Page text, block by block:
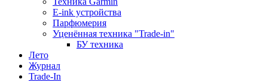
E-ink устройства
Парфюмерия
Уценённая техника "Trade-in"
БУ техника
Лето
Журнал
Trade-In